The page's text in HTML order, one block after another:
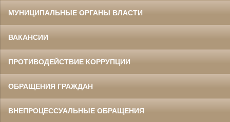
МУНИЦИПАЛЬНЫЕ ОРГАНЫ ВЛАСТИ
ВАКАНСИИ
ПРОТИВОДЕЙСТВИЕ КОРРУПЦИИ
ОБРАЩЕНИЯ ГРАЖДАН
ВНЕПРОЦЕССУАЛЬНЫЕ ОБРАЩЕНИЯ